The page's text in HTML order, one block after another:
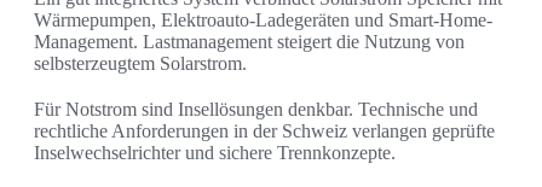
Wärmepumpen, Elektroauto-Ladegeräten und Smart-Home-
Management. Lastmanagement steigert die Nutzung von
selbsterzeugtem Solarstrom.
Für Notstrom sind Insellösungen denkbar. Technische und
rechtliche Anforderungen in der Schweiz verlangen geprüfte
Inselwechselrichter und sichere Trennkonzepte.